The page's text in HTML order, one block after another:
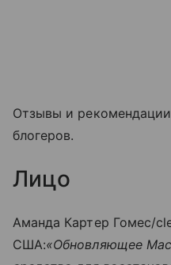
Отзывы и
блогеров.
Лицо
Аманда Картер Гомес/
США:«Обновляющее